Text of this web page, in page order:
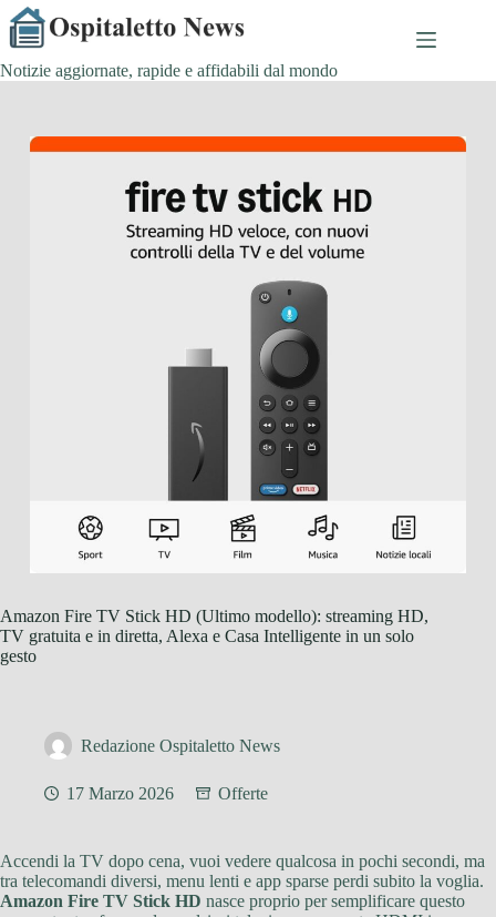
Salta
al
contenuto
Notizie aggiornate, rapide e affidabili dal mondo
Amazon Fire TV Stick HD (Ultimo modello): streaming HD,
TV gratuita e in diretta, Alexa e Casa Intelligente in un solo
gesto
Redazione Ospitaletto News
17 Marzo 2026 Offerte
Accendi la TV dopo cena, vuoi vedere qualcosa in pochi secondi, ma
tra telecomandi diversi, menu lenti e app sparse perdi subito la voglia.
Amazon Fire TV Stick HD nasce proprio per semplificare questo